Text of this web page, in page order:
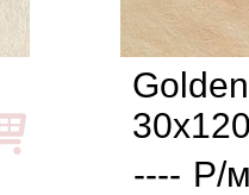
Golden
---- Р/